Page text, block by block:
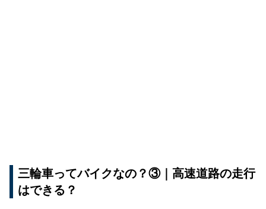
三輪車ってバイクなの？③｜高速道路の走行
はできる？